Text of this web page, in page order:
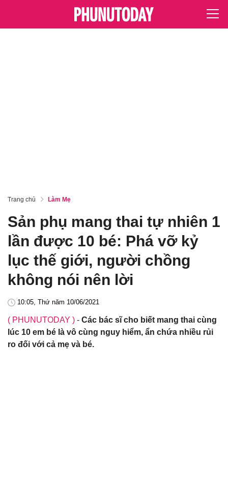
Trang chủ Làm Mẹ
Sản phụ mang thai tự nhiên 1
lần được 10 bé: Phá vỡ kỷ
lục thế giới, người chồng
không nói nên lời
10:05, Thứ năm 10/06/2021
( PHUNUTODAY ) - Các bác sĩ cho biết mang thai cùng
lúc 10 em bé là vô cùng nguy hiểm, ẩn chứa nhiều rủi
ro đối với cả mẹ và bé.